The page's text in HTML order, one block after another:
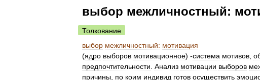
выбор межличностный:
Толкование
выбор межличностный: мотивация
(ядро выборов мотивационное) -система мотивов
предпочтительности Анализ мотивации выборов
причины по коим индивид готов осуществить